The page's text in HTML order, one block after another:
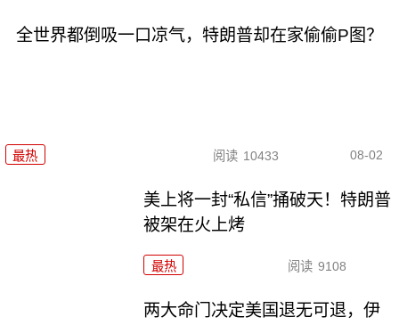
全世界都倒吸一口凉气，特朗普却在家偷偷P图？
最热 阅读 10433 08-02
美上将一封“私信”捅破天！特朗普
被架在火上烤
最热 阅读 9108
两大命门决定美国退无可退，伊